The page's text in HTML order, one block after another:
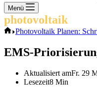
Keine
Ergebnisse
Menü
photovoltaik
Start
Photovoltaik Planen:
EMS-
Aktualisiert amFr. 29
Lesezeit8 Min